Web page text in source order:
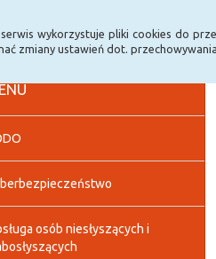
wykorzystuje pliki cookies do
zmiany ustawień dot.
osób niesłyszących i